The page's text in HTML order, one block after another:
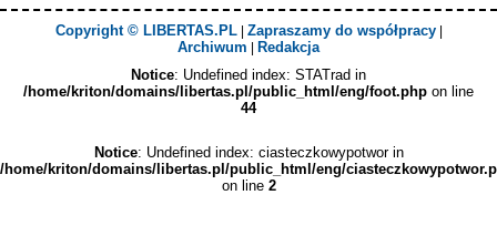
Copyright © LIBERTAS.PL| Zapraszamy do współpracy|
Archiwum
Redakcja
Notice: Undefined index: STATrad in
/home/kriton/domains/libertas.pl/public_html/eng/foot.php on line
44
Notice: Undefined index: ciasteczkowypotwor in
/home/kriton/domains/libertas.pl/public_html/eng/
on line 2